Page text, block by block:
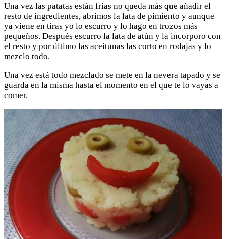
Una vez las patatas están frías no queda más que añadir el
resto de ingredientes, abrimos la lata de pimiento y aunque
ya viene en tiras yo lo escurro y lo hago en trozos más
pequeños. Después escurro la lata de atún y la incorporo con
el resto y por último las aceitunas las corto en rodajas y lo
mezclo todo.
Una vez está todo mezclado se mete en la nevera tapado y se
guarda en la misma hasta el momento en el que te lo vayas a
comer.